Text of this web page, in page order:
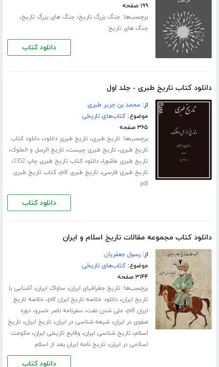
۱۹۹ صفحه
برچسب‌ها: جنگ بزرگ تاریخ، جنگ های بزرگ تاریخ،
جنگ های تاریخ
دانلود کتاب
دانلود کتاب تاریخ طبری - جلد اول
از: محمد بن جریر طبری
موضوع:کتاب‌های تاریخی
۳۶۵ صفحه
برچسب‌ها: تاریخ طبری، تاریخ طبری دانلود،دانلود کتاب
تاریخ طبری، تاریخ طبری چیست، تاریخ الرسل و الملوک،
تاریخ طبری عاشورا،دانلود کتاب تاریخ طبری چاپ 1352 ،
تاریخ طبری فارسی، تاریخ طبری pdf ،کتاب تاریخ طبری
pdf
دانلود کتاب
دانلود کتاب مجموعه مقالات تاریخ اسلام و ایران
از:رسول جعفریان
موضوع:کتاب‌های تاریخی
۳۱۴۴ صفحه
برچسب‌ها: تاریخ جغرافیای ایران، ساواک ایران،آشنایی با
تاریخ ایران،دانلود خلاصه تاریخ ایران pdf ، خلاصه تاریخ
ایران pdf
، ملی شدن نفت، سفرنامه ناصر خسرو،دوره
صفوی در ایران،شیعه شناسی در ایران، تاریخ ایران، تاریخ
اسلام، تاریخ شناسی ایران، وقایع تاریخی ایران،حکومت
اسلامی در ایران، تاریخ نامه ایران بعد از اسلام
دانلود کتاب